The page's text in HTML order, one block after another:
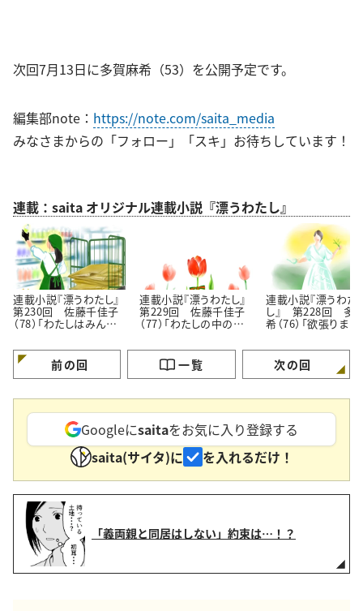
次回7月13日に多賀麻希（53）を公開予定です。
編集部note： https://note.com/saita_media
みなさまからの「フォロー」「スキ」お待ちしています！
連載：saita オリジナル連載小説『漂うわたし』
連載小説『漂うわたし』
第230回 佐藤千佳子
（78）「わたしはみんな
連載小説『漂うわたし』
第229回 佐藤千佳子
（77）「わたしの中の認
連載小説『漂うわた
し』 第228回 多
希（76）「欲張りまし
前の回 一覧 次の回
Googleにsaitaをお気に入り登録する
saita(サイタ)に
を入れるだけ！
「義両親と同居はしない」約束は…！？